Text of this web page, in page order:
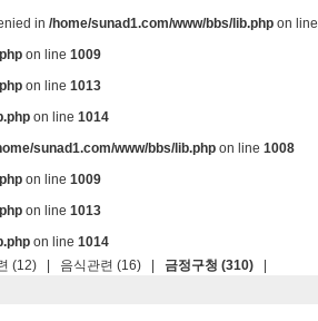
in /home/sunad1.com/www/bbs/lib.php on line
on line 1009
on line 1013
on line 1014
sunad1.com/www/bbs/lib.php on line 1008
on line 1009
on line 1013
on line 1014
(12) 음식관련 (16) 금정구청 (310)